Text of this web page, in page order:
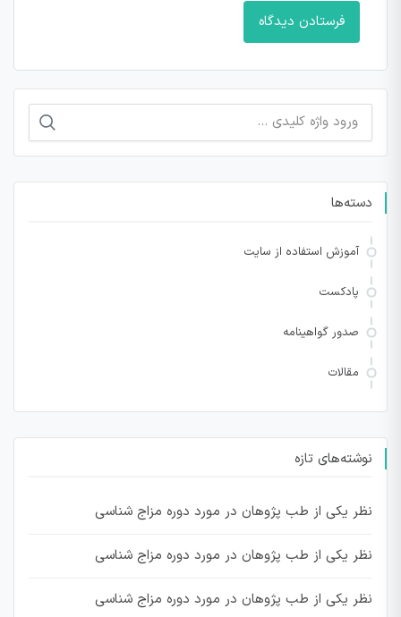
جستجو
برای:
دسته‌ها
آموزش استفاده از سایت
پادکست
صدور گواهینامه
مقالات
نوشته‌های تازه
نظر یکی از طب پژوهان در مورد دوره مزاج شناسی
نظر یکی از طب پژوهان در مورد دوره مزاج شناسی
نظر یکی از طب پژوهان در مورد دوره مزاج شناسی